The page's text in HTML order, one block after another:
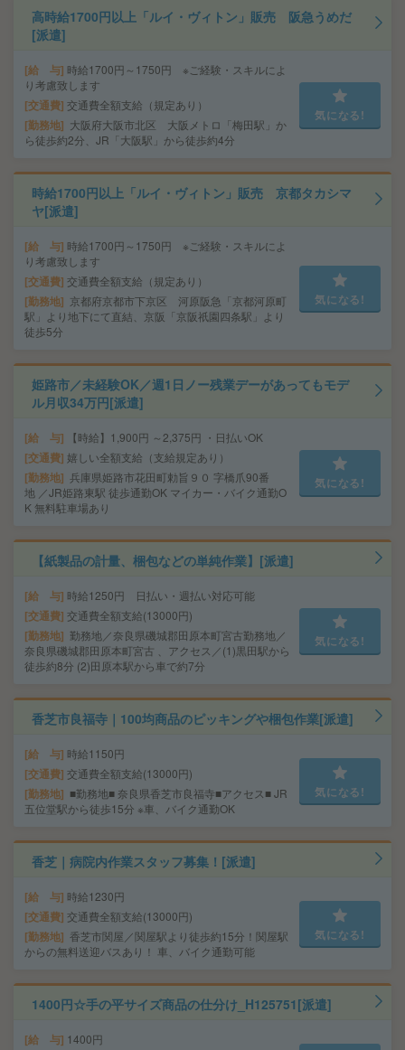
高時給1700円以上「ルイ・ヴィトン」販売 阪急うめだ
[派遣]
給 与 時給1700円～1750円 ※ご経験・スキルによ
り考慮致します
交通費 交通費全額支給（規定あり）
勤務地
大阪府大阪市北区 大阪メトロ「梅田駅」か
ら徒歩約2分、JR「大阪駅」から徒歩約4分
気になる!
時給1700円以上「ルイ・ヴィトン」販売 京都タカシマ
ヤ[派遣]
給 与 時給1700円～1750円 ※ご経験・スキルによ
り考慮致します
交通費 交通費全額支給（規定あり）
勤務地
京都府京都市下京区 河原阪急「京都河原町
駅」より地下にて直結、京阪「京阪祇園四条駅」より
徒歩5分
気になる!
姫路市／未経験OK／週1日ノー残業デーがあってもモデ
ル月収34万円[派遣]
給 与 【時給】1,900円 ～2,375円 ・日払いOK
交通費 嬉しい全額支給（支給規定あり）
勤務地 兵庫県姫路市花田町勅旨９０ 字橋爪90番
地 ／JR姫路東駅 徒歩通勤OK マイカー・バイク通勤O
K 無料駐車場あり
気になる!
【紙製品の計量、梱包などの単純作業】[派遣]
給 与 時給1250円 日払い・週払い対応可能
交通費 交通費全額支給(13000円)
勤務地 勤務地／奈良県磯城郡田原本町宮古勤務地／
奈良県磯城郡田原本町宮古 、アクセス／(1)黒田駅から
徒歩約8分 (2)田原本駅から車で約7分
気になる!
香芝市良福寺｜100均商品のピッキングや梱包作業[派遣]
給 与 時給1150円
交通費 交通費全額支給(13000円)
勤務地
■勤務地■ 奈良県香芝市良福寺■アクセス■ JR
五位堂駅から徒歩15分 ※車、バイク通勤OK
気になる!
香芝｜病院内作業スタッフ募集！[派遣]
給 与 時給1230円
交通費 交通費全額支給(13000円)
勤務地 香芝市関屋／関屋駅より徒歩約15分！関屋駅
からの無料送迎バスあり！ 車、バイク通勤可能
気になる!
1400円☆手の平サイズ商品の仕分け_H125751[派遣]
給 与 1400円